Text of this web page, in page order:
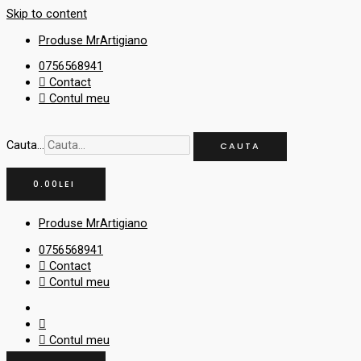
Skip to content
Produse MrArtigiano
0756568941
Contact
Contul meu
Cauta... CAUTA
0.00 LEI
Produse MrArtigiano
0756568941
Contact
Contul meu
Contul meu